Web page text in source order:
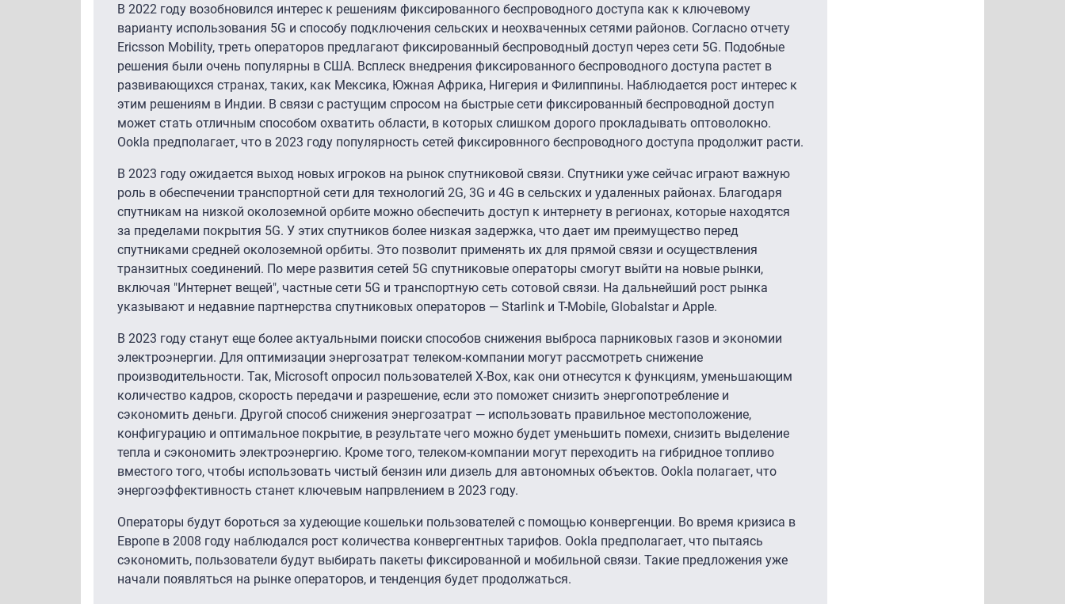
В 2022 году возобновился интерес к решениям фиксированного беспроводного доступа как к ключевому
варианту использования 5G и способу подключения сельских и неохваченных сетями районов. Согласно отчету
Ericsson Mobility, треть операторов предлагают фиксированный беспроводный доступ через сети 5G. Подобные
решения были очень популярны в США. Всплеск внедрения фиксированного беспроводного доступа растет в
развивающихся странах, таких, как Мексика, Южная Африка, Нигерия и Филиппины. Наблюдается рост интерес к
этим решениям в Индии. В связи с растущим спросом на быстрые сети фиксированный беспроводной доступ
может стать отличным способом охватить области, в которых слишком дорого прокладывать оптоволокно.
Ookla предполагает, что в 2023 году популярность сетей фиксировнного беспроводного доступа продолжит расти.
В 2023 году ожидается выход новых игроков на рынок спутниковой связи. Спутники уже сейчас играют важную
роль в обеспечении транспортной сети для технологий 2G, 3G и 4G в сельских и удаленных районах. Благодаря
спутникам на низкой околоземной орбите можно обеспечить доступ к интернету в регионах, которые находятся
за пределами покрытия 5G. У этих спутников более низкая задержка, что дает им преимущество перед
спутниками средней околоземной орбиты. Это позволит применять их для прямой связи и осуществления
транзитных соединений. По мере развития сетей 5G спутниковые операторы смогут выйти на новые рынки,
включая "Интернет вещей", частные сети 5G и транспортную сеть сотовой связи. На дальнейший рост рынка
указывают и недавние партнерства спутниковых операторов — Starlink и T-Mobile, Globalstar и Apple.
В 2023 году станут еще более актуальными поиски способов снижения выброса парниковых газов и экономии
электроэнергии. Для оптимизации энергозатрат телеком-компании могут рассмотреть снижение
производительности. Так, Microsoft опросил пользователей X-Box, как они отнесутся к функциям, уменьшающим
количество кадров, скорость передачи и разрешение, если это поможет снизить энергопотребление и
сэкономить деньги. Другой способ снижения энергозатрат — использовать правильное местоположение,
конфигурацию и оптимальное покрытие, в результате чего можно будет уменьшить помехи, снизить выделение
тепла и сэкономить электроэнергию. Кроме того, телеком-компании могут переходить на гибридное топливо
вместого того, чтобы использовать чистый бензин или дизель для автономных объектов. Ookla полагает, что
энергоэффективность станет ключевым напрвлением в 2023 году.
Операторы будут бороться за худеющие кошельки пользователей с помощью конвергенции. Во время кризиса в
Европе в 2008 году наблюдался рост количества конвергентных тарифов. Ookla предполагает, что пытаясь
сэкономить, пользователи будут выбирать пакеты фиксированной и мобильной связи. Такие предложения уже
начали появляться на рынке операторов, и тенденция будет продолжаться.